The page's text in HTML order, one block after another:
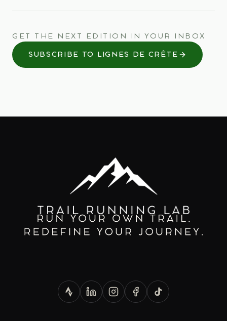
GET THE NEXT EDITION IN YOUR INBOX
SUBSCRIBE TO LIGNES DE CRÊTE